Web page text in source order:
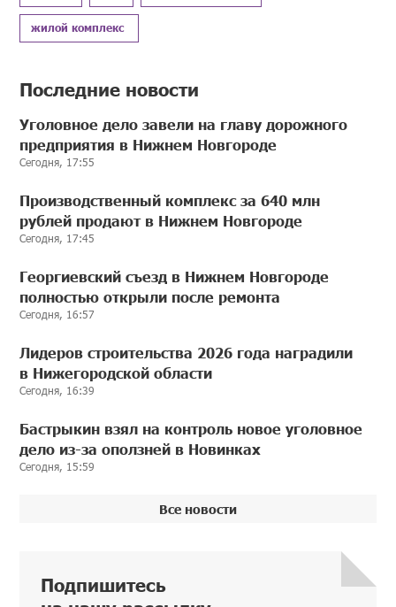
жилой комплекс
Последние новости
Уголовное дело завели на главу дорожного
предприятия в Нижнем Новгороде
Сегодня, 17:55
Производственный комплекс за 640 млн
рублей продают в Нижнем Новгороде
Сегодня, 17:45
Георгиевский съезд в Нижнем Новгороде
полностью открыли после ремонта
Сегодня, 16:57
Лидеров строительства 2026 года наградили
в Нижегородской области
Сегодня, 16:39
Бастрыкин взял на контроль новое уголовное
дело из-за оползней в Новинках
Сегодня, 15:59
Все новости
Подпишитесь